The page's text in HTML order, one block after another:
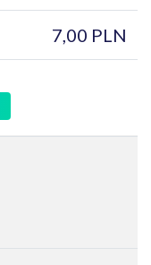
7,00 PLN